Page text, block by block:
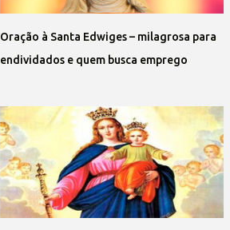
Oração à Santa Edwiges – milagrosa para
endividados e quem busca emprego